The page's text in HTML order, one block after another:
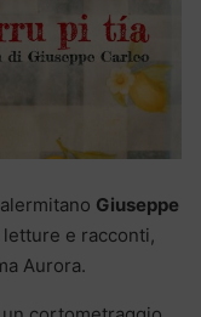
Giuseppe
e racconti,
Aurora.